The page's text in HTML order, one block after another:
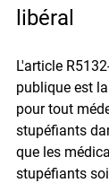
libéral
L'article
publique est
pour tout
stupéfiants
que les
stupéfiants